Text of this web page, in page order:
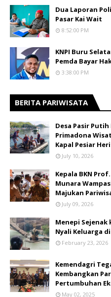
Dua Laporan
Pasar Kai Wait
8:52:00 PM
KNPI Buru
Pemda Bayar
3:38:00 PM
BERITA PARIWISATA
​Desa Pasir
Primadona
Kapal Pesiar
July 10, 2026
Kepala BKN
Munara
Majukan
July 09, 2026
Menepi Sejenak
Nyali Keluarga
February 23, 2026
Kemendagri
Kembangkan
Pertumbuhan
May 02, 2025